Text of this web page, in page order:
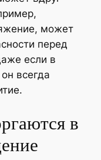
может
перед
если в
всегда
в